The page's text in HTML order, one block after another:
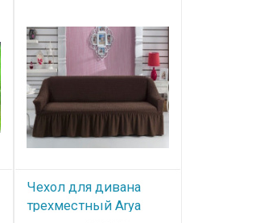
Чехол для дивана
трехместный Arya